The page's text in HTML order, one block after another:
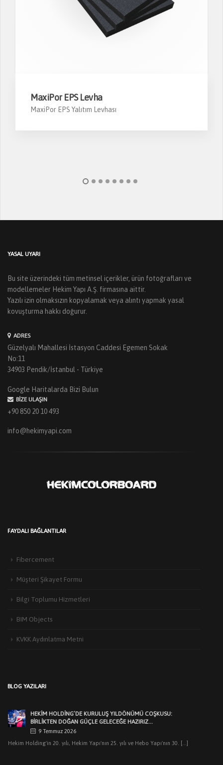
MaxiPor EPS Levha
MaxiPor EPS Yalıtım Levhası
YASAL UYARI
Bu site üzerindeki tüm metinsel içerikler, ürün fotoğrafları ve
modellemeler Hekim Yapı A.Ş. firmasına aittir.
Yazılı izin olmaksızın kopyalamak veya alıntı yapmak yasal
kovuşturma hakkı doğurur.
ADRES
Güzelyalı Mahallesi İstasyon Caddesi Egemen Sokak
No:11
34903 Pendik/İstanbul - Türkiye
Google Haritalarda Bizi Bulun
BIZE ULAŞIN
+90 850 20 10 493
info@hekimyapi.com
FAYDALI BAĞLANTILAR
Fibercement
Müşteri Şikayet Formu
Bilgi Toplumu Hizmetleri
BIM Objects
KVKK Aydınlatma Metni
BLOG YAZILARI
HEKİM HOLDİNG’DE KURULUŞ YILDÖNÜMÜ COŞKUSU:
BİRLİKTEN DOĞAN GÜÇLE GELECEĞE HAZIRIZ…
9 Temmuz 2026
Hekim Holding'in 20. yılı, Hekim Yapı'nın 25. yılı ve Hebo Yapı'nın 30. [...]